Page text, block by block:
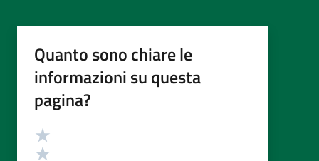
Quanto sono chiare le
informazioni su questa
pagina?
Valutazione